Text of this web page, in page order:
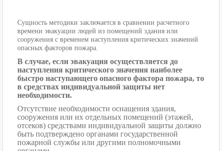
Сущность методики заключается в сравнении расчетного
времени эвакуации людей из помещений здания или
сооружения с временем наступления критических значений
опасных факторов пожара.
В случае, если эвакуация осуществляется до
наступления критического значения наиболее
быстро наступающего опасного фактора пожара, то
в средствах индивидуальной защиты нет
необходимости.
Отсутствие необходимости оснащения здания,
сооружения или их отдельных помещений (этажей,
отсеков) средствами индивидуальной защиты должно
быть подтверждено органами государственной
пожарной службы или другими полномочными